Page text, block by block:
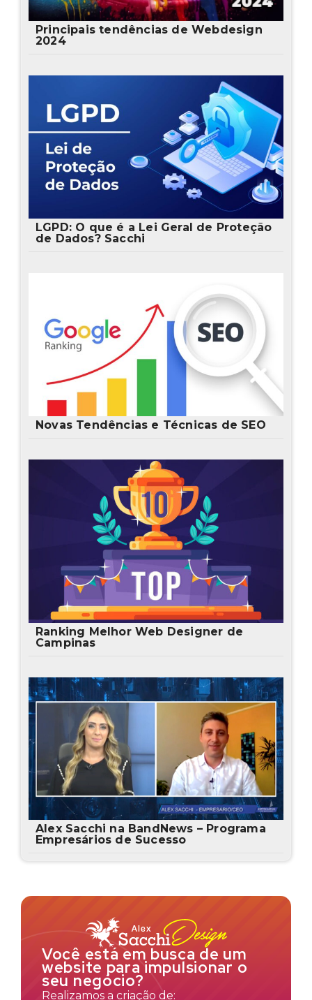
Principais tendências de Webdesign
2024
LGPD: O que é a Lei Geral de Proteção
de Dados? Sacchi
Novas Tendências e Técnicas de SEO
Ranking Melhor Web Designer de
Campinas
Alex Sacchi na BandNews – Programa
Empresários de Sucesso
Você está em busca de um
website para impulsionar o
seu negócio?
Realizamos a criação de: